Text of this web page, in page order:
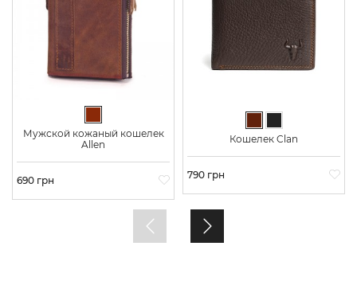
Мужской кожаный кошелек
Allen
Цена
690 грн
Кошелек Clan
Цена
790 грн